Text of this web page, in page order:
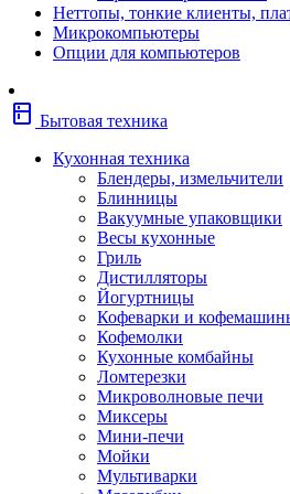
Фены
Щипцы
Сушильные
Морозильные
Плиты
Встраиваемая
Духовые
Неттопы, тонкие клиенты,
Микрокомпьютеры
Опции для компьютеров
kitchen Бытовая техника
Кухонная техника
Блендеры, измельчители
Блинницы
Вакуумные упаковщики
Весы кухонные
Гриль
Дистилляторы
Йогуртницы
Кофеварки и
Кофемолки
Кухонные комбайны
Ломтерезки
Микроволновые печи
Миксеры
Мини-печи
Мойки
Мультиварки